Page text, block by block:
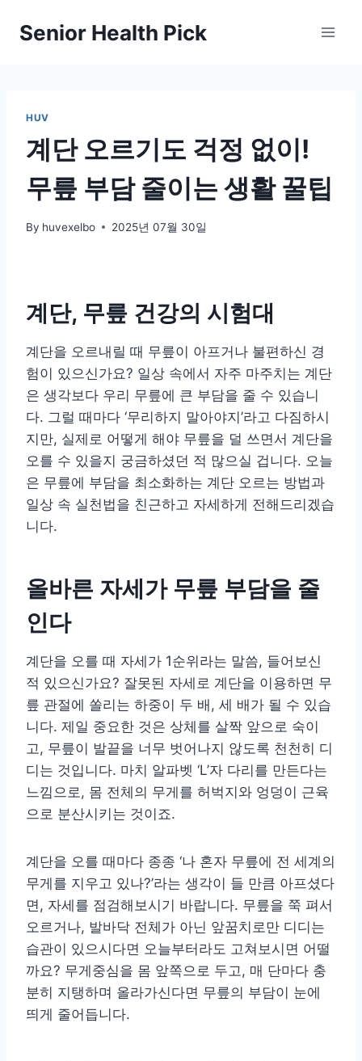
Senior Health Pick
HUV
계단 오르기도 걱정 없이!
무릎 부담 줄이는 생활 꿀팁
By huvexelbo 2025년 07월 30일
계단, 무릎 건강의 시험대
계단을 오르내릴 때 무릎이 아프거나 불편하신 경
험이 있으신가요? 일상 속에서 자주 마주치는 계단
은 생각보다 우리 무릎에 큰 부담을 줄 수 있습니
다. 그럴 때마다 ‘무리하지 말아야지’라고 다짐하시
지만, 실제로 어떻게 해야 무릎을 덜 쓰면서 계단을
오를 수 있을지 궁금하셨던 적 많으실 겁니다. 오늘
은 무릎에 부담을 최소화하는 계단 오르는 방법과
일상 속 실천법을 친근하고 자세하게 전해드리겠습
니다.
올바른 자세가 무릎 부담을 줄
인다
계단을 오를 때 자세가 1순위라는 말씀, 들어보신
적 있으신가요? 잘못된 자세로 계단을 이용하면 무
릎 관절에 쏠리는 하중이 두 배, 세 배가 될 수 있습
니다. 제일 중요한 것은 상체를 살짝 앞으로 숙이
고, 무릎이 발끝을 너무 벗어나지 않도록 천천히 디
디는 것입니다. 마치 알파벳 ‘L’자 다리를 만든다는
느낌으로, 몸 전체의 무게를 허벅지와 엉덩이 근육
으로 분산시키는 것이죠.
계단을 오를 때마다 종종 ‘나 혼자 무릎에 전 세계의
무게를 지우고 있나?’라는 생각이 들 만큼 아프셨다
면, 자세를 점검해보시기 바랍니다. 무릎을 쭉 펴서
오르거나, 발바닥 전체가 아닌 앞꿈치로만 디디는
습관이 있으시다면 오늘부터라도 고쳐보시면 어떨
까요? 무게중심을 몸 앞쪽으로 두고, 매 단마다 충
분히 지탱하며 올라가신다면 무릎의 부담이 눈에
띄게 줄어듭니다.